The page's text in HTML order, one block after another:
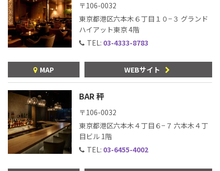
〒106-0032
東京都港区六本木６丁目１０−３ グランド
ハイアット東京 4階
TEL: 03-4333-8783
MAP WEBサイト
BAR 秤
〒106-0032
東京都港区六本木４丁目６−７ 六本木４丁
目ビル 1階
TEL: 03-6455-4002